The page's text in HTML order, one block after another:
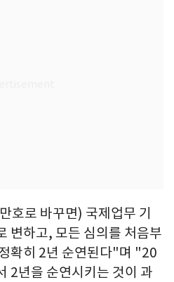
호로 바꾸면) 국제업무 기
변하고, 모든 심의를 처음부
확히 2년 순연된다"며 "20
2년을 순연시키는 것이 과